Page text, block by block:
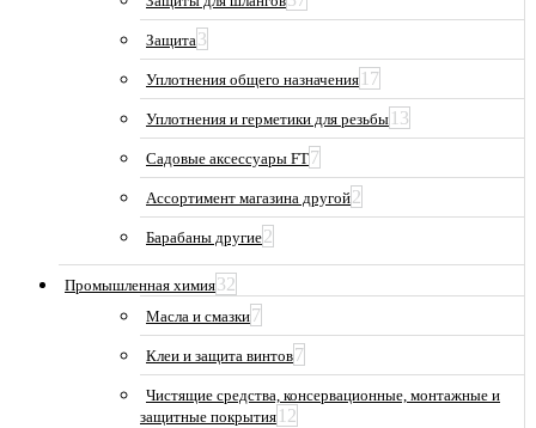
Защита3
Уплотнения общего назначения 17
Уплотнения и герметики для резьбы 13
Садовые аксессуары FT7
Ассортимент магазина другой2
Барабаны другие2
Промышленная химия32
Масла и смазки7
Клеи и защита винтов7
Чистящие средства, консервационные, монтажные и
защитные покрытия 12